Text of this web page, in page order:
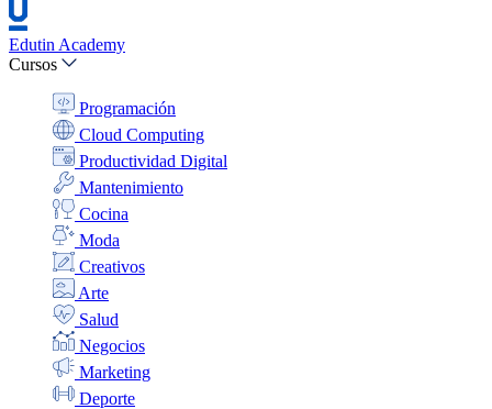
Edutin Academy
Cursos
Programación
Cloud Computing
Productividad Digital
Mantenimiento
Cocina
Moda
Creativos
Arte
Salud
Negocios
Marketing
Deporte